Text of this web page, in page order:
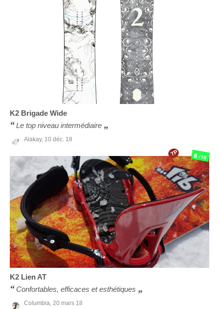
K2 Brigade Wide
Le top niveau intermédiaire
Alakay, 10 déc. 18
K2 Lien AT
Confortables, efficaces et esthétiques
Columbia, 20 mars 18
8/10
TP